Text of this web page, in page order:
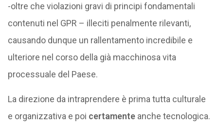
-oltre che violazioni gravi di principi fondamentali
contenuti nel GPR – illeciti penalmente rilevanti,
causando dunque un rallentamento incredibile e
ulteriore nel corso della già macchinosa vita
processuale del Paese.
La direzione da intraprendere è prima tutta culturale
e organizzativa e poi certamenteanche tecnologica.